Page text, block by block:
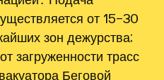
от 15–30
зон дежурства;
загруженности трасс
Беговой